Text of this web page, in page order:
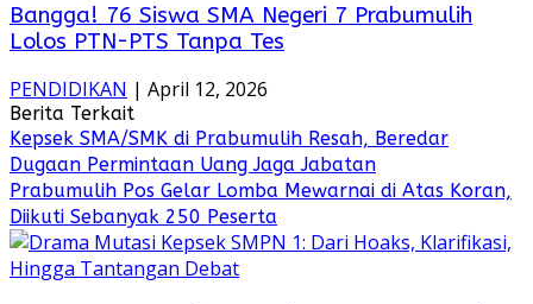
Bangga! 76 Siswa SMA Negeri 7 Prabumulih
Lolos PTN-PTS Tanpa Tes
PENDIDIKAN | April 12, 2026
Berita Terkait
Kepsek SMA/SMK di Prabumulih Resah, Beredar
Dugaan Permintaan Uang Jaga Jabatan
Prabumulih Pos Gelar Lomba Mewarnai di Atas Koran,
Diikuti Sebanyak 250 Peserta